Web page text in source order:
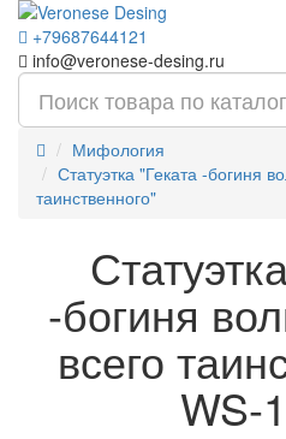
+79687644121
info@veronese-desing.ru
Мифология
Статуэтка "Геката -богиня
таинственного"
-богиня
всего
WS-